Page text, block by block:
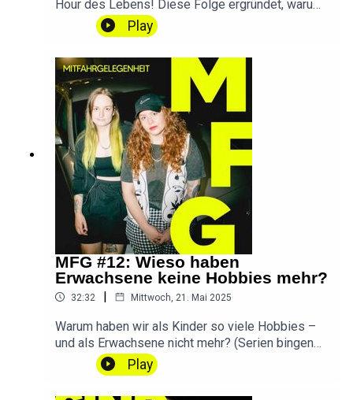
Hour des Lebens! Diese Folge ergründet, warum
sich zwischen Mitte 20 und Ende 30 so vieles
gleichzeitig staut (es ist nicht deine Schuld!) –
nehmt an meiner kleinen UMFRAGE teil:
umfrage.sindwirendlichda.de(Dauert nur 5
Minuten und macht diesen Podcast besser!)
DANKE ❤️📱 SWED auf Instagram📱 SWED auf
TikTok💌 Ihr habt eine Frage, einen Wunsch oder
Feedback? Schreibt
mir!hallo@sindwirendlichda.deIntro & Outro by
Konstantin IhlenfeldMusik by slip.stream
Play
MFG #12: Wieso haben
Erwachsene keine Hobbies mehr?
32:32 | Mittwoch, 21. Mai 2025
Warum haben wir als Kinder so viele Hobbies –
und als Erwachsene nicht mehr? (Serien bingen
ist kein Hobby!!!! 🥲) Ivy und ich machen uns auf
die Suche nach einem Hobby für mich, für uns, für
Play